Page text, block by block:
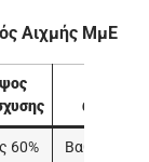
Αιχμής ΜμΕ
60%